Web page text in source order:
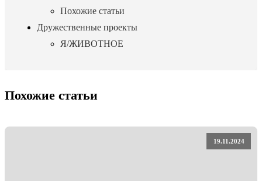
Похожие статьи
Дружественные проекты
Я/ЖИВОТНОЕ
Похожие статьи
19.11.2024